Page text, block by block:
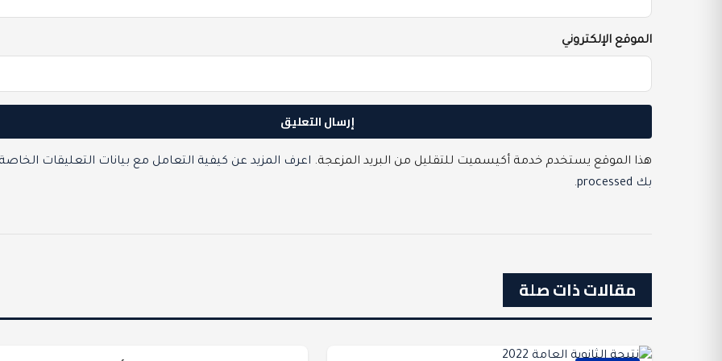
الموقع الإلكتروني
هذا الموقع يستخدم خدمة أكيسميت للتقليل من البريد المزعجة. اعرف المزيد عن كيفية التعامل مع بيانات التعليقات
بك processed
.
مقالات ذات صلة